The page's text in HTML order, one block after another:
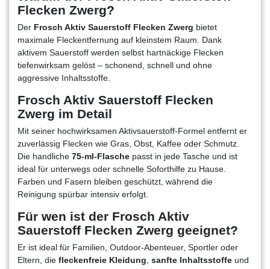
Flecken Zwerg?
Der Frosch Aktiv Sauerstoff Flecken Zwerg bietet
maximale Fleckentfernung auf kleinstem Raum. Dank
aktivem Sauerstoff werden selbst hartnäckige Flecken
tiefenwirksam gelöst – schonend, schnell und ohne
aggressive Inhaltsstoffe.
Frosch Aktiv Sauerstoff Flecken
Zwerg im Detail
Mit seiner hochwirksamen Aktivsauerstoff-Formel entfernt er
zuverlässig Flecken wie Gras, Obst, Kaffee oder Schmutz.
Die handliche 75-ml-Flasche passt in jede Tasche und ist
ideal für unterwegs oder schnelle Soforthilfe zu Hause.
Farben und Fasern bleiben geschützt, während die
Reinigung spürbar intensiv erfolgt.
Für wen ist der Frosch Aktiv
Sauerstoff Flecken Zwerg geeignet?
Er ist ideal für Familien, Outdoor-Abenteuer, Sportler oder
Eltern, die fleckenfreie Kleidung sanfte Inhaltsstoffe und